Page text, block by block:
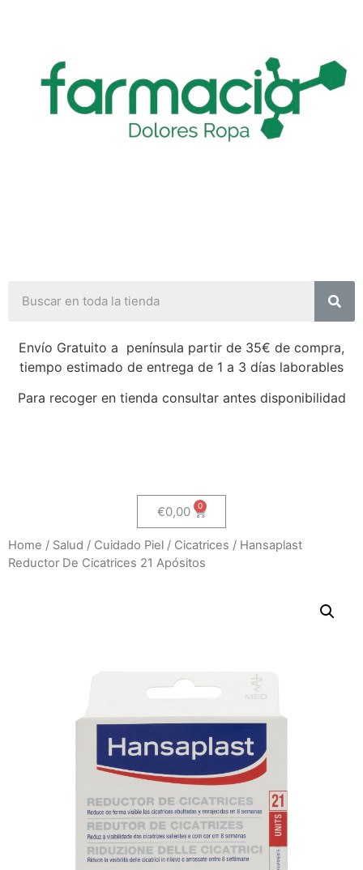
Envío Gratuito a península partir de 35€ de compra,
tiempo estimado de entrega de 1 a 3 días laborables
Para recoger en tienda consultar antes disponibilidad
€0,00
Home / Salud / Cuidado Piel / Cicatrices / Hansaplast
Reductor De Cicatrices 21 Apósitos